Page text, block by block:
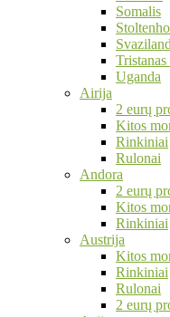
Somalis
Uganda
Airija
2 eurų
Kitos
Rinkiniai
Rulonai
Andora
2 eurų
Kitos
Rinkiniai
Austrija
Kitos
Rinkiniai
Rulonai
2 eurų